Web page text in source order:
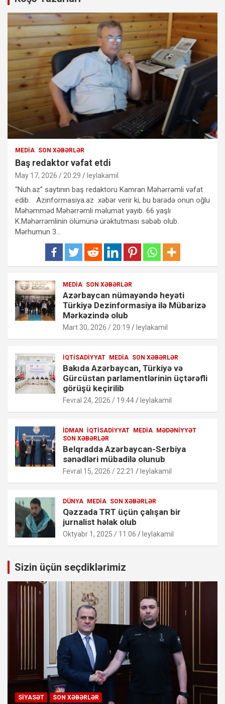
MEDIA SON XƏBƏRLƏR
Baş redaktor vəfat etdi
May 17, 2026 / 20:29 leylakamil
“Nuh.az” saytının baş redaktoru Kamran Məhərrəmli vəfat
edib. Azinformasiya.az xəbər verir ki, bu barədə onun oğlu
Məhəmməd Məhərrəmli məlumat yayıb. 66 yaşlı
K.Məhərrəmlinin ölümünə ürəktutması səbəb olub.
Mərhumun 3…
MEDIA SON XƏBƏRLƏR
Azərbaycan nümayəndə heyəti
Türkiyə Dezinformasiya ilə Mübarizə
Mərkəzində olub
Mart 30, 2026 / 20:19 leylakamil
İQTISADIYYAT MEDIA SON XƏBƏRLƏR
Bakıda Azərbaycan, Türkiyə və
Gürcüstan parlamentlərinin üçtərəfli
görüşü keçirilib
Fevral 24, 2026 / 19:44 leylakamil
İDMAN İQTISADIYYAT MEDIA MƏDƏNIYYƏT
SON XƏBƏRLƏR
Belqradda Azərbaycan-Serbiya
sənədləri mübadilə olunub
Fevral 15, 2026 / 22:21 leylakamil
DÜNYA MEDIA SON XƏBƏRLƏR
Qəzzada TRT üçün çalışan bir
jurnalist həlak olub
Oktyabr 1, 2025 / 11:06 leylakamil
Sizin üçün seçdiklərimiz
SIYASƏT SON XƏBƏRLƏR